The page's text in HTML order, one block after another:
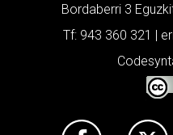
Bordaberri 3
Tf: 943 360 321 |